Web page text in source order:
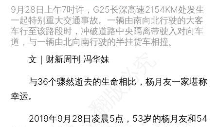
9月28日上午7时许，G25长深高速2154KM处发生
一起特别重大交通事故。一辆由南向北行驶的大客
车行至该路段时，冲破道路中央隔离带驶入对向车
道，与一辆由北向南行驶的半挂货车相撞。
文｜财新周刊 冯华妹
与36个骤然逝去的生命相比，杨月友一家堪称
幸运。
2019年9月28日凌晨5点，53岁的杨月友和54